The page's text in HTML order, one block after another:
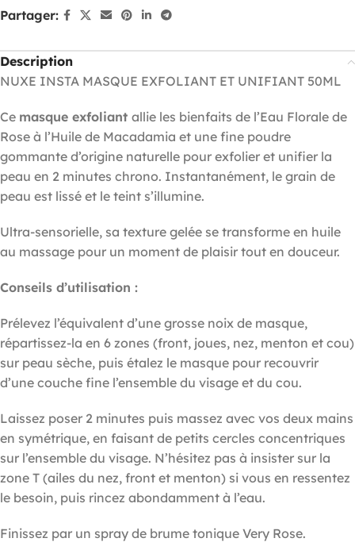
Partager:
Description
NUXE INSTA MASQUE EXFOLIANT ET UNIFIANT 50ML
Ce masque exfoliant allie les bienfaits de l’Eau Florale de
Rose à l’Huile de Macadamia et une fine poudre
gommante d’origine naturelle pour exfolier et unifier la
peau en 2 minutes chrono. Instantanément, le grain de
peau est lissé et le teint s’illumine.
Ultra-sensorielle, sa texture gelée se transforme en huile
au massage pour un moment de plaisir tout en douceur.
Conseils d’utilisation :
Prélevez l’équivalent d’une grosse noix de masque,
répartissez-la en 6 zones (front, joues, nez, menton et cou)
sur peau sèche, puis étalez le masque pour recouvrir
d’une couche fine l’ensemble du visage et du cou.
Laissez poser 2 minutes puis massez avec vos deux mains
en symétrique, en faisant de petits cercles concentriques
sur l’ensemble du visage. N’hésitez pas à insister sur la
zone T (ailes du nez, front et menton) si vous en ressentez
le besoin, puis rincez abondamment à l’eau.
Finissez par un spray de brume tonique Very Rose.